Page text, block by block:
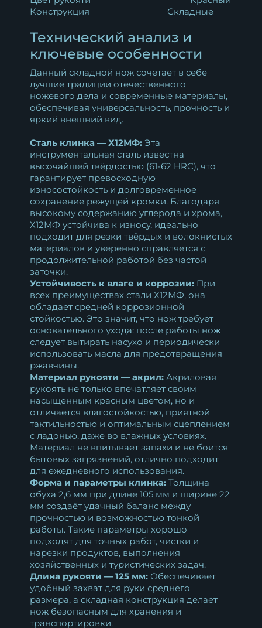
Конструкция
Складные
Технический анализ и
ключевые особенности
Данный складной нож сочетает в себе
лучшие традиции отечественного
ножевого дела и современные материалы,
обеспечивая универсальность, прочность и
яркий внешний вид.
Сталь клинка — Х12МФ: Эта
инструментальная сталь известна
высочайшей твёрдостью (61-62 HRC), что
гарантирует превосходную
износостойкость и долговременное
сохранение режущей кромки. Благодаря
высокому содержанию углерода и хрома,
Х12МФ устойчива к износу, идеально
подходит для резки твёрдых и волокнистых
материалов и уверенно справляется с
продолжительной работой без частой
заточки.
Устойчивость к влаге и коррозии: При
всех преимуществах стали Х12МФ, она
обладает средней коррозионной
стойкостью. Это значит, что нож требует
основательного ухода: после работы нож
следует вытирать насухо и периодически
использовать масла для предотвращения
ржавчины.
Материал рукояти — акрил: Акриловая
рукоять не только впечатляет своим
насыщенным красным цветом, но и
отличается влагостойкостью, приятной
тактильностью и оптимальным сцеплением
с ладонью, даже во влажных условиях.
Материал не впитывает запахи и не боится
бытовых загрязнений, отлично подходит
для ежедневного использования.
Форма и параметры клинка: Толщина
обуха 2,6 мм при длине 105 мм и ширине 22
мм создаёт удачный баланс между
прочностью и возможностью тонкой
работы. Такие параметры хорошо
подходят для точных работ, чистки и
нарезки продуктов, выполнения
хозяйственных и туристических задач.
Длина рукояти — 125 мм: Обеспечивает
удобный захват для руки среднего
размера, а складная конструкция делает
нож безопасным для хранения и
транспортировки.